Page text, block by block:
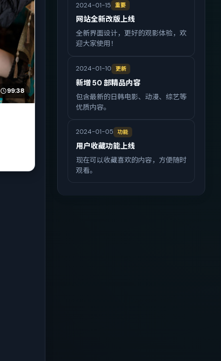
99:38
2024-01-15 重要
网站全新改版上线
全新界面设计，更好的观影体验，欢
迎大家使用！
2024-01-10 更新
新增 50 部精品内容
包含最新的日韩电影、动漫、综艺等
优质内容。
2024-01-05 功能
用户收藏功能上线
现在可以收藏喜欢的内容，方便随时
观看。